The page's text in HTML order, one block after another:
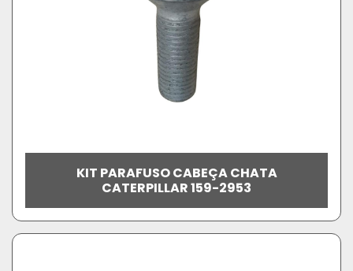
KIT PARAFUSO CABEÇA CHATA
CATERPILLAR 159-2953